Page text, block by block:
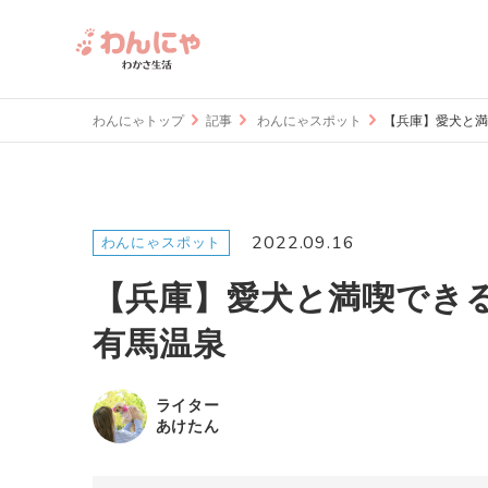
わんにゃトップ 記事 わんにゃスポット 【兵庫】愛犬と
わんにゃスポット 2022.09.16
【兵庫】愛犬と満喫で
有馬温泉
ライター
あけたん